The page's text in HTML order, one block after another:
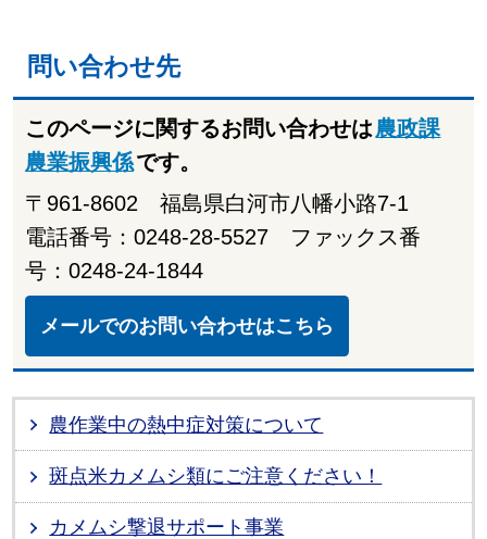
問い合わせ先
このページに関するお問い合わせは農政課
農業振興係です。
〒961-8602 福島県白河市八幡小路7-1
電話番号：0248-28-5527 ファックス番
号：0248-24-1844
メールでのお問い合わせはこちら
農作業中の熱中症対策について
斑点米カメムシ類にご注意ください！
カメムシ撃退サポート事業